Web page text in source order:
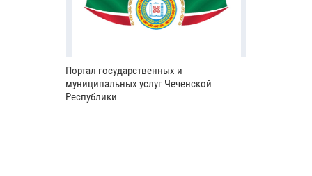
Портал государственных и
муниципальных услуг Чеченской
Республики